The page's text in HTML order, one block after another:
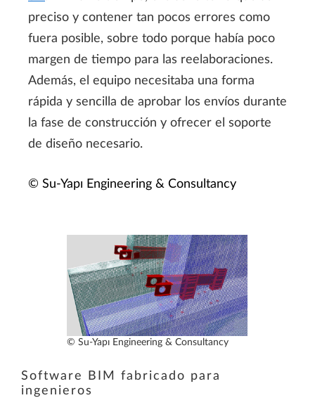
preciso y contener tan pocos errores como
fuera posible, sobre todo porque había poco
margen de tiempo para las reelaboraciones.
Además, el equipo necesitaba una forma
rápida y sencilla de aprobar los envíos durante
la fase de construcción y ofrecer el soporte
de diseño necesario.
© Su-Yapı Engineering & Consultancy
© Su-Yapı Engineering & Consultancy
Software BIM fabricado para
ingenieros